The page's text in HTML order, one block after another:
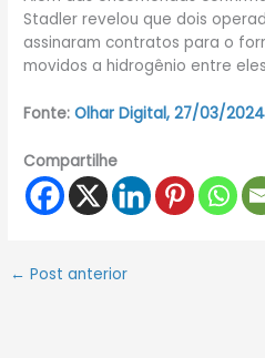
Stadler revelou que dois
assinaram contratos para o
movidos a hidrogênio entre
Fonte:Olhar Digital, 27/03/2024
Compartilhe
← Post anterior